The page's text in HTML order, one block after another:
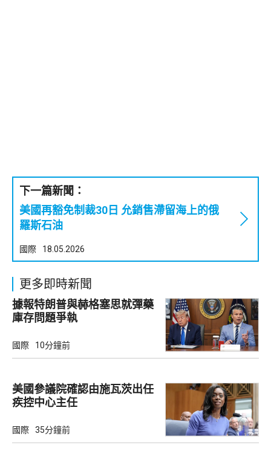
下一篇新聞：
美國再豁免制裁30日 允銷售滯留海上的俄
羅斯石油
國際 18.05.2026
更多即時新聞
據報特朗普與赫格塞思就彈藥
庫存問題爭執
國際 10分鐘前
美國參議院確認由施瓦茨出任
疾控中心主任
國際 35分鐘前